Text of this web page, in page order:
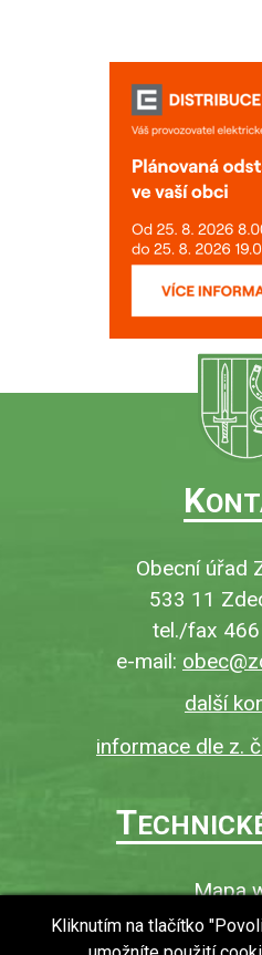
K
Obecní úřad
533 11
tel./fax
e-mail:
další
informace dle z.
T
Mapa
O
Kliknutím na tlačítko